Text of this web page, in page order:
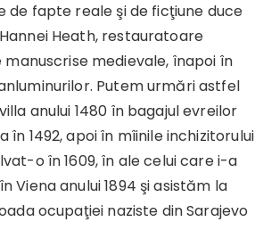
fapte reale şi de ficţiune duce
Heath, restauratoare
medievale, înapoi în
Putem urmări astfel
anului 1480 în bagajul evreilor
în 1492, apoi în mîinile inchizitorului
o în 1609, în ale celui care i-a
Viena anului 1894 şi asistăm la
ocupaţiei naziste din Sarajevo